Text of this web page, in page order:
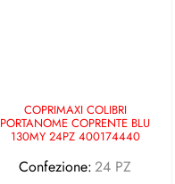
COPRIMAXI COLIBRI
PORTANOME COPRENTE BLU
130MY 24PZ 400174440
Confezione:24 PZ